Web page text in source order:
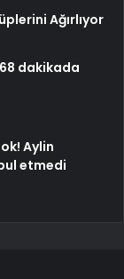
Ağırlıyor
dakikada
Aylin
etmedi